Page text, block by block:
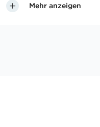
Mehr anzeigen